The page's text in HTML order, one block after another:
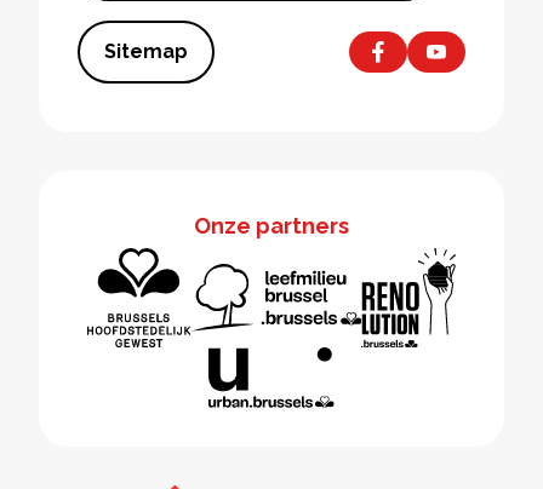
Sitemap
Onze partners